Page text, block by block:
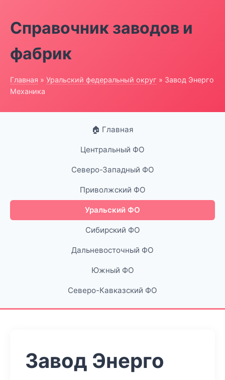
Справочник заводов и
фабрик
Главная » Уральский федеральный округ » Завод Энерго
Механика
🏠 Главная
Центральный ФО
Северо-Западный ФО
Приволжский ФО
Уральский ФО
Сибирский ФО
Дальневосточный ФО
Южный ФО
Северо-Кавказский ФО
Завод Энерго